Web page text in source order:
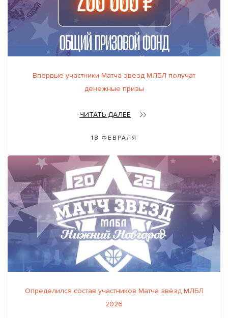
Впервые участники Матча звезд МЛБЛ получат
денежные призы
ЧИТАТЬ ДАЛЕЕ
18 ФЕВРАЛЯ
Определился состав участников Матча звёзд МЛБЛ
2026